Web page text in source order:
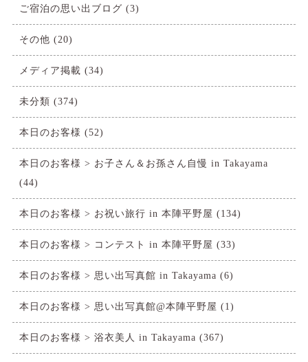
ご宿泊の思い出ブログ (3)
その他 (20)
メディア掲載 (34)
未分類 (374)
本日のお客様 (52)
本日のお客様 > お子さん＆お孫さん自慢 in Takayama
(44)
本日のお客様 > お祝い旅行 in 本陣平野屋 (134)
本日のお客様 > コンテスト in 本陣平野屋 (33)
本日のお客様 > 思い出写真館 in Takayama (6)
本日のお客様 > 思い出写真館@本陣平野屋 (1)
本日のお客様 > 浴衣美人 in Takayama (367)